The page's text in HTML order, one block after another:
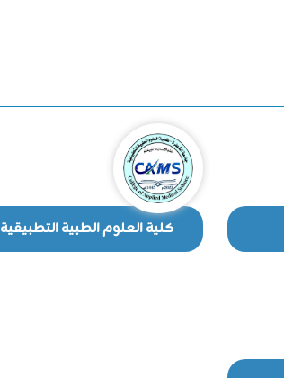
كلية العلوم الطبية التطبيقية